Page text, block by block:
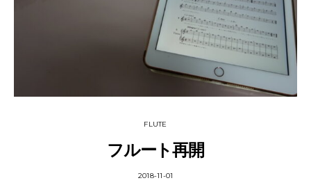
FLUTE
フルート再開
2018-11-01